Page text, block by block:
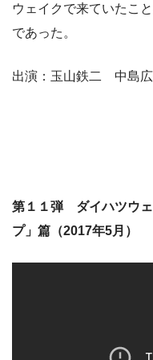
ウェイクで来ていたこ
であった。
出演：玉山鉄二 中島
第１１弾 ダイハツウ
プ」篇（2017年5月）